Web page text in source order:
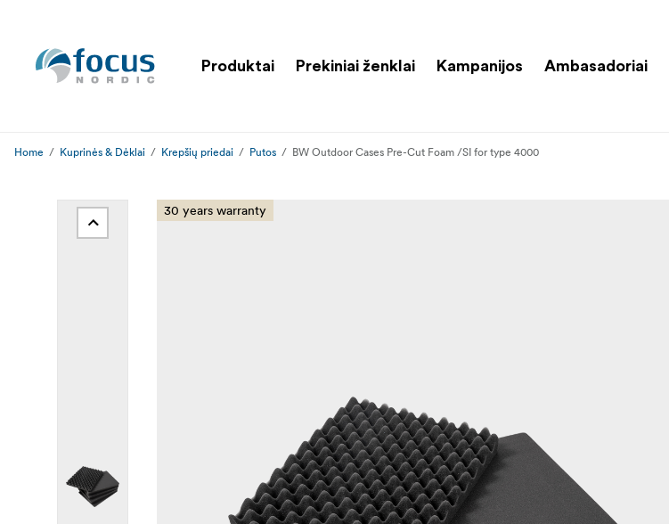
Produktai Prekiniai ženklai Kampanijos Ambasadoriai
Home Kuprinės & Dėklai Krepšių priedai Putos BW Outdoor Cases Pre-Cut Foam /SI for type 4000
30 years warranty